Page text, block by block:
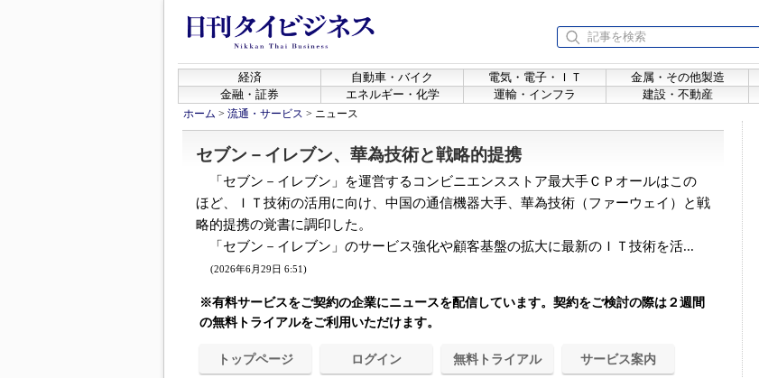
経済 自動車・バイク 電気・電子・ＩＴ 金属・その他製造
金融・証券
エネルギー・化学 運輸・インフラ 建設・不動産
ホーム > 流通・サービス > ニュース
セブン－イレブン、華為技術と戦略的提携
「セブン－イレブン」を運営するコンビニエンスストア最大手ＣＰオールはこの
ほど、ＩＴ技術の活用に向け、中国の通信機器大手、華為技術（ファーウェイ）と戦
略的提携の覚書に調印した。
「セブン－イレブン」のサービス強化や顧客基盤の拡大に最新のＩＴ技術を活...
(2026年6月29日 6:51)
※有料サービスをご契約の企業にニュースを配信しています。契約をご検討の際は２週間
の無料トライアルをご利用いただけます。
トップページ ログイン 無料トライアル サービス案内